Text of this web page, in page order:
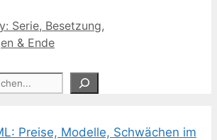
Serie, Besetzung,
& Ende
Preise, Modelle, Schwächen im